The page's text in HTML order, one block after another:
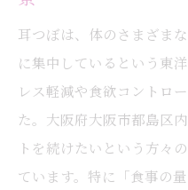
耳つぼは、体のさまざま
に集中しているという東
レス軽減や食欲コントロ
た。大阪府大阪市都島区
トを続けたいという方々
ています。特に「食事の